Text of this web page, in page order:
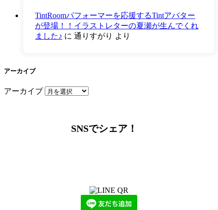
TintRoomパフォーマーを応援するTintアバター
が登場！！イラストレターの夏瀬が生んでくれ
ました♪ に 通りすがり より
アーカイブ
アーカイブ
SNSでシェア！